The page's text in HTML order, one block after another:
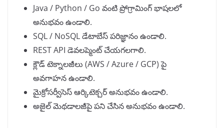
Java / Python / Go వంటి ప్రోగ్రామింగ్ భాషలలో
అనుభవం ఉండాలి.
SQL / NoSQL డేటాబేస్ పరిజ్ఞానం ఉండాలి.
REST API డెవలప్మెంట్ చేయగలగాలి.
క్లౌడ్ టెక్నాలజీలు (AWS / Azure / GCP) పై
అవగాహన ఉండాలి.
మైక్రోసర్వీసెస్ ఆర్కిటెక్చర్ అనుభవం ఉండాలి.
అజైల్ మెథడాలజీపై పని చేసిన అనుభవం ఉండాలి.